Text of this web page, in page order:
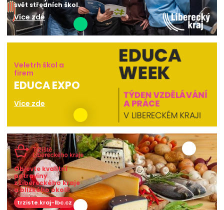
svět středních škol.
Více zde
Veletrh škol a
firem
EDUCA EXPO
Více zde
Objevte kvalitní
potraviny
z Libereckého kraje
a blízkého okolí!
trziste.kraj-lbc.cz